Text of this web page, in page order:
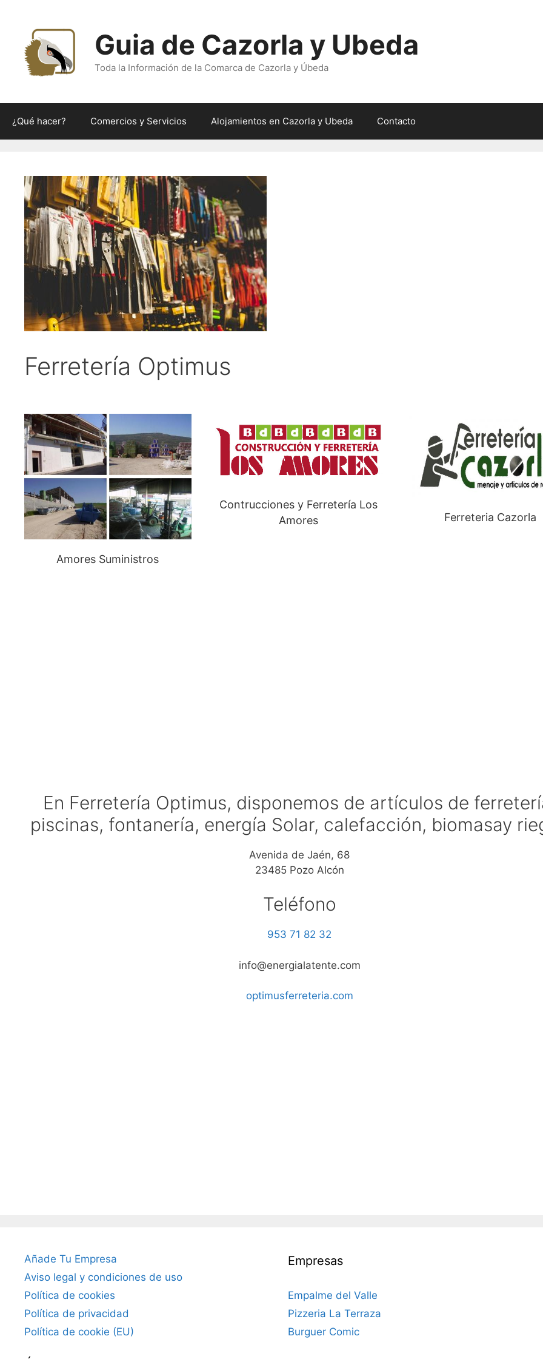
contenido
Guia de Cazorla y Ubeda
Toda la Información de la Comarca de Cazorla y Úbeda
¿Qué hacer? Comercios y Servicios Alojamientos en Cazorla y Ubeda Contacto
Ferretería Optimus
Amores Suministros
Contrucciones y Ferretería Los
Amores
Ferreteria Cazorla
En Ferretería Optimus, disponemos de artículos de
piscinas, fontanería, energía Solar, calefacción, biomasay
Avenida de Jaén, 68
23485 Pozo Alcón
Teléfono
953 71 82 32
info@energialatente.com
optimusferreteria.com
Añade Tu Empresa
Aviso legal y condiciones de uso
Política de cookies
Política de privacidad
Política de cookie (EU)
Empresas
Empalme del Valle
Pizzeria La Terraza
Burguer Comic